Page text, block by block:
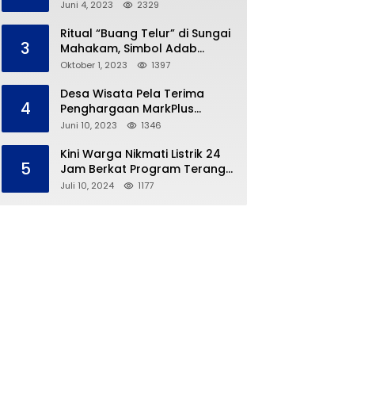
Kurikulum Merdeka
Juni 4, 2023 2329
3
Ritual “Buang Telur” di Sungai
Mahakam, Simbol Adab
Tradisi Ngulur Naga
Oktober 1, 2023 1397
4
Desa Wisata Pela Terima
Penghargaan MarkPlus
Tourism
Juni 10, 2023 1346
5
Kini Warga Nikmati Listrik 24
Jam Berkat Program Terang
Kampung Ku
Juli 10, 2024 1177